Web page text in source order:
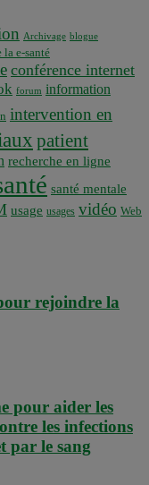
Archivage blogue
e-santé
conférence internet
forum information
intervention en
patient
recherche en ligne
santé mentale
usage usages vidéo Web
rejoindre la
pour aider les
les infections
par le sang